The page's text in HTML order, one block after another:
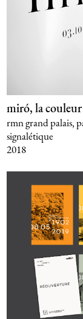
miró, la couleur
rmn grand palais,
signalétique
2018